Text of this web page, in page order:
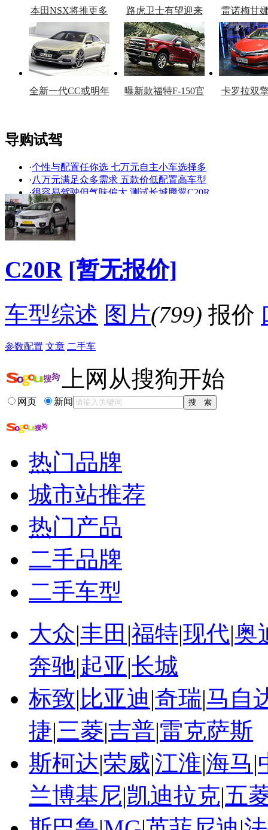
本田NSX将推更多
车型
路虎卫士有望迎来
复产
雷诺梅甘
官
全新一代CC或明年
曝新款福特F-150官
卡罗拉双
看赛车宝贝争奇斗
艳
车模美腿爆乳无惧
走光
导购试驾
·个性与配置任你选 七万元自主小车选择多
·八万元满足众多需求 五款价低配置高车型
·很容易驾驶但气味偏大 测试长城腾翼C20R
·油价重回高点 七万元节油实用自主车推荐
·真的跨界了吗？ 七款新老跨界车对比导购
·舒适与实用性兼备 试驾体验长城腾翼C20R
·精准选车 七万元两厢小车代步、出游皆宜
十一居家出游 五款十万元大空间车型推荐
·超越自由的心 长城腾翼C20R抢先静态评测
C20R [暂无报价]
车型综述 图片(799) 报价
参数配置 文章 二手车
上网从搜狗开始
网页 新闻
热门品牌
城市站推荐
热门产品
二手品牌
二手车型
大众|丰田 |福特|现代|奥
奔驰|起亚|长城
标致| 比亚迪|奇瑞|马自
捷|三菱|吉普|雷克萨斯
斯柯达|荣威|江淮|海马|
兰博基尼|凯迪拉克|五